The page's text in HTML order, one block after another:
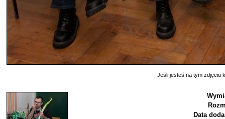
Jeśli jesteś na tym zdjęciu
Data